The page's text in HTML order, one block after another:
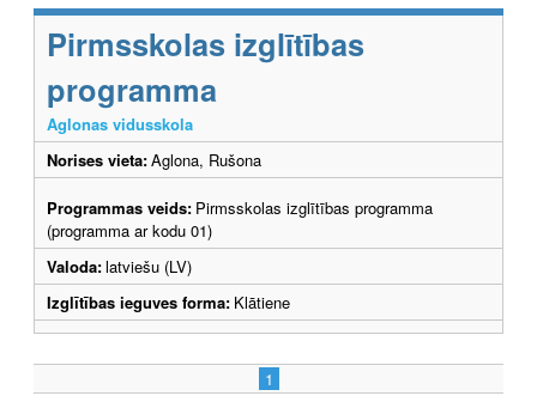
Pirmsskolas izglītības
programma
Aglonas vidusskola
Norises vieta:Aglona, Rušona
Programmas veids: Pirmsskolas izglītības programma
(programma ar kodu 01)
Valoda:latviešu (LV)
Izglītības ieguves forma: Klātiene
1